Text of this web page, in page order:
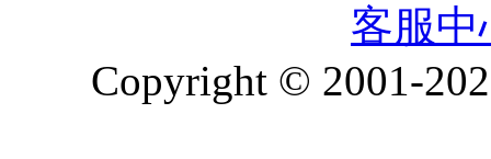
客服中
Copyright © 2001-